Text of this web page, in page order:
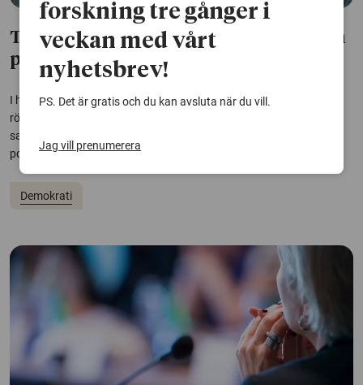
Tryckpressen och cyklar – tekniken som
påverkat demokratin
I höstens val kan AI och Tiktok komma att påverka hur svenskarna
röstar. Men det är inte första gången ny teknik påverkar
samhällsutvecklingen när det gäller demokrati och frihet – både i
positiv och negativ riktning.
Demokrati
forskning tre gånger i
veckan med vårt
nyhetsbrev!
PS. Det är gratis och du kan avsluta när du vill.
Jag vill prenumerera